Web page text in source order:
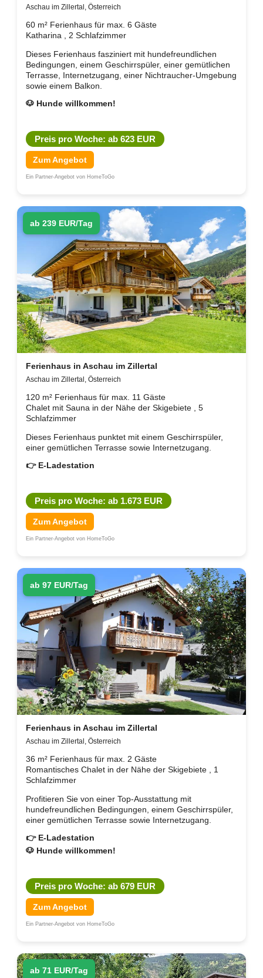
Aschau im Zillertal, Österreich
60 m² Ferienhaus für max. 6 Gäste
Katharina , 2 Schlafzimmer
Dieses Ferienhaus fasziniert mit hundefreundlichen
Bedingungen, einem Geschirrspüler, einer gemütlichen
Terrasse, Internetzugang, einer Nichtraucher-Umgebung
sowie einem Balkon.
🐶 Hunde willkommen!
Preis pro Woche: ab 623 EUR
Zum Angebot
Ein Partner-Angebot von HomeToGo
ab 239 EUR/Tag
Ferienhaus in Aschau im Zillertal
Aschau im Zillertal, Österreich
120 m² Ferienhaus für max. 11 Gäste
Chalet mit Sauna in der Nähe der Skigebiete , 5
Schlafzimmer
Dieses Ferienhaus punktet mit einem Geschirrspüler,
einer gemütlichen Terrasse sowie Internetzugang.
👉 E-Ladestation
Preis pro Woche: ab 1.673 EUR
Zum Angebot
Ein Partner-Angebot von HomeToGo
ab 97 EUR/Tag
Ferienhaus in Aschau im Zillertal
Aschau im Zillertal, Österreich
36 m² Ferienhaus für max. 2 Gäste
Romantisches Chalet in der Nähe der Skigebiete , 1
Schlafzimmer
Profitieren Sie von einer Top-Ausstattung mit
hundefreundlichen Bedingungen, einem Geschirrspüler,
einer gemütlichen Terrasse sowie Internetzugang.
👉 E-Ladestation
🐶 Hunde willkommen!
Preis pro Woche: ab 679 EUR
Zum Angebot
Ein Partner-Angebot von HomeToGo
ab 71 EUR/Tag